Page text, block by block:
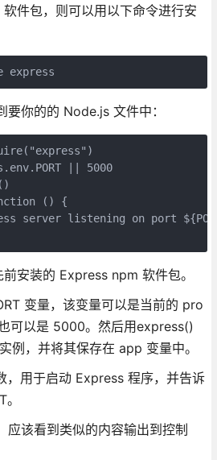
件包，则可以用以下命令进行安
你的的 Node.js 文件中：
|| 5000
() {
server listening on port
安装的 Express npm 软件包。
变量，该变量可以是当前的 pro
可以是 5000。然后用express()
例，并将其保存在 app 变量中。
用于启动 Express 程序，并告诉
应该看到类似的内容输出到控制